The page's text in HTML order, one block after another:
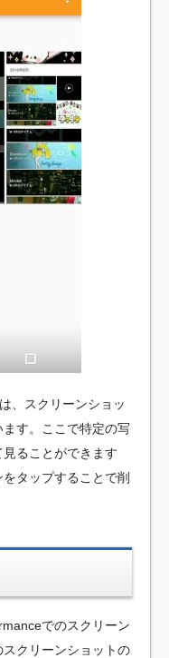
、スクリーンショッ
す。ここで特定の写
ることができます
タップすることで削
でのスクリーン
クリーンショットの